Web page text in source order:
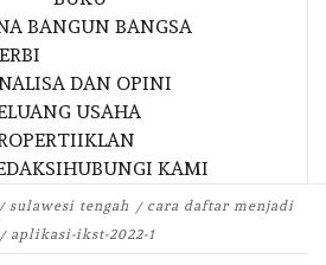
BANGUN BANGSA
DAN OPINI
USAHA
IKLAN
HUBUNGI KAMI
sulawesi tengah
cara daftar menjadi
aplikasi-ikst-2022-1